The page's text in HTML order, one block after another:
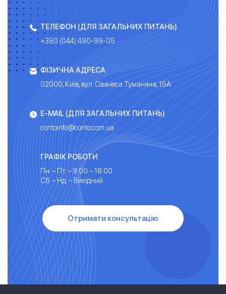
ТЕЛЕФОН (ДЛЯ ЗАГАЛЬНИХ ПИТАНЬ)
+380 (044) 490-99-05
ФІЗИЧНА АДРЕСА
02000, Київ, вул. Ованеса Туманяна, 15А
E-MAIL (ДЛЯ ЗАГАЛЬНИХ ПИТАНЬ)
contoinfo@conto.com.ua
ГРАФІК РОБОТИ
Пн. – Пт. – 9:00 – 18:00
Сб. – Нд. – Вихідний
Отримати консультацію